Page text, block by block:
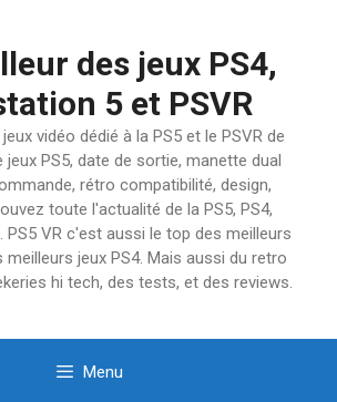
des jeux PS4,
5 et PSVR
vidéo dédié à la PS5 et le PSVR de
jeux PS5, date de sortie, manette dual
rétro compatibilité, design,
toute l'actualité de la PS5, PS4,
PS5 VR c'est aussi le top des meilleurs
meilleurs jeux PS4. Mais aussi du retro
hi tech, des tests, et des reviews.
Menu